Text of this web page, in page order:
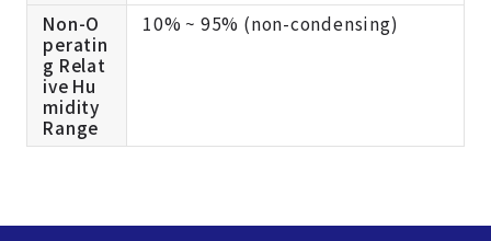
Non-O
peratin
g Relat
ive Hu
midity
Range
10% ~ 95% (non-condensing)